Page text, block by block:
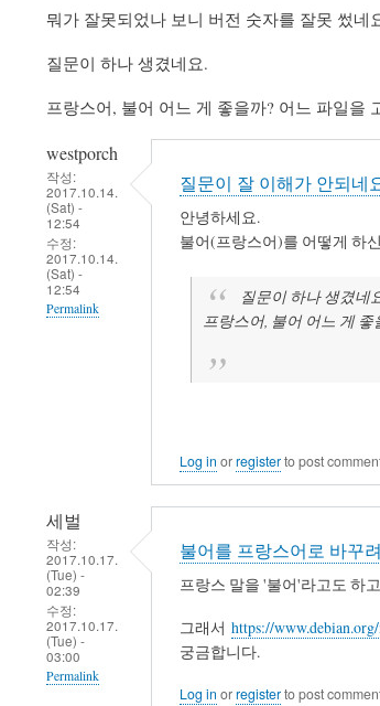
뭐가 잘못되었나 보니 버전 숫자를 잘못 썼
질문이 하나 생겼네요.
프랑스어, 불어 어느 게 좋을까? 어느 파일을
westporch
작성:
2017.10.14.
(Sat) -
12:54
수정:
2017.10.14.
(Sat) -
12:54
Permalink
질문이 잘 이해가 안되네
안녕하세요.
불어(프랑스어)를 어떻게 하
질문이 하나 생겼네
프랑스어, 불어 어느 게
Log in orregisterto post
세벌
작성:
2017.10.17.
(Tue) -
02:39
수정:
2017.10.17.
(Tue) -
03:00
Permalink
불어를 프랑스어로 바꾸
프랑스 말을 '불어'라고도 하
그래서 https://
궁금합니다.
Log in orregisterto post